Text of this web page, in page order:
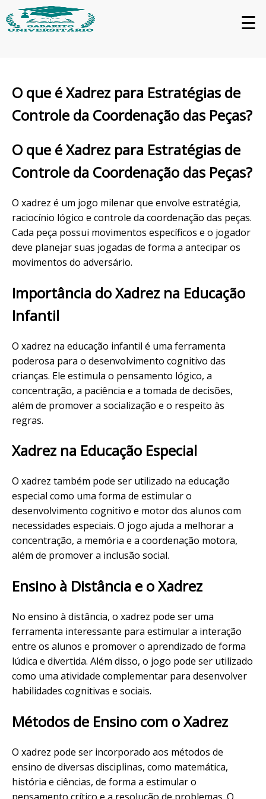
☰
O que é Xadrez para Estratégias de
Controle da Coordenação das Peças?
O que é Xadrez para Estratégias de
Controle da Coordenação das Peças?
O xadrez é um jogo milenar que envolve estratégia,
raciocínio lógico e controle da coordenação das peças.
Cada peça possui movimentos específicos e o jogador
deve planejar suas jogadas de forma a antecipar os
movimentos do adversário.
Importância do Xadrez na Educação
Infantil
O xadrez na educação infantil é uma ferramenta
poderosa para o desenvolvimento cognitivo das
crianças. Ele estimula o pensamento lógico, a
concentração, a paciência e a tomada de decisões,
além de promover a socialização e o respeito às
regras.
Xadrez na Educação Especial
O xadrez também pode ser utilizado na educação
especial como uma forma de estimular o
desenvolvimento cognitivo e motor dos alunos com
necessidades especiais. O jogo ajuda a melhorar a
concentração, a memória e a coordenação motora,
além de promover a inclusão social.
Ensino à Distância e o Xadrez
No ensino à distância, o xadrez pode ser uma
ferramenta interessante para estimular a interação
entre os alunos e promover o aprendizado de forma
lúdica e divertida. Além disso, o jogo pode ser utilizado
como uma atividade complementar para desenvolver
habilidades cognitivas e sociais.
Métodos de Ensino com o Xadrez
O xadrez pode ser incorporado aos métodos de
ensino de diversas disciplinas, como matemática,
história e ciências, de forma a estimular o